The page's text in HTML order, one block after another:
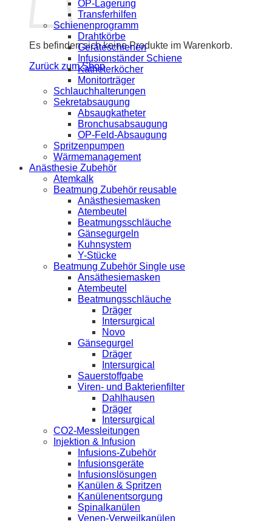
Es befinden sich keine Produkte im Warenkorb.
Zurück zum Shop
OP-Lagerung
Transferhilfen
Schienenprogramm
Drahtkörbe
Geräteschienen
Infusionständer Schiene
Katheterköcher
Monitorträger
Schlauchhalterungen
Sekretabsaugung
Absaugkatheter
Bronchusabsaugung
OP-Feld-Absaugung
Spritzenpumpen
Wärmemanagement
Anästhesie Zubehör
Atemkalk
Beatmung Zubehör reusable
Anästhesiemasken
Atembeutel
Beatmungsschläuche
Gänsegurgeln
Kuhnsystem
Y-Stücke
Beatmung Zubehör Single use
Ansäthesiemasken
Atembeutel
Beatmungsschläuche
Dräger
Intersurgical
Novo
Gänsegurgel
Dräger
Intersurgical
Sauerstoffgabe
Viren- und Bakterienfilter
Dahlhausen
Dräger
Intersurgical
CO2-Messleitungen
Injektion & Infusion
Infusions-Zubehör
Infusionsgeräte
Infusionslösungen
Kanülen & Spritzen
Kanülenentsorgung
Spinalkanülen
Venen-Verweilkanülen